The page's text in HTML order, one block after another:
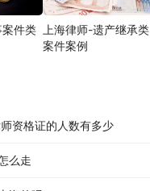
案件类
上海律师-遗产继承类
案件案例
资格证的人数有多少
么走